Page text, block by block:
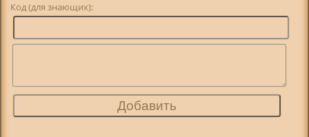
Код (для знающих):